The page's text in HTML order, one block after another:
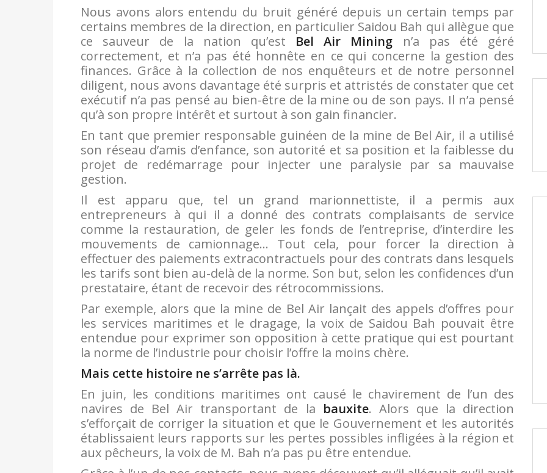
Nous avons alors entendu du bruit généré depuis un certain temps par
certains membres de la direction, en particulier Saidou Bah qui allègue que
ce sauveur de la nation qu’est Bel Air Mining n’a pas été géré
correctement, et n’a pas été honnête en ce qui concerne la gestion des
finances. Grâce à la collection de nos enquêteurs et de notre personnel
diligent, nous avons davantage été surpris et attristés de constater que cet
exécutif n’a pas pensé au bien-être de la mine ou de son pays. Il n’a pensé
qu’à son propre intérêt et surtout à son gain financier.
En tant que premier responsable guinéen de la mine de Bel Air, il a utilisé
son réseau d’amis d’enfance, son autorité et sa position et la faiblesse du
projet de redémarrage pour injecter une paralysie par sa mauvaise
gestion.
Il est apparu que, tel un grand marionnettiste, il a permis aux
entrepreneurs à qui il a donné des contrats complaisants de service
comme la restauration, de geler les fonds de l’entreprise, d’interdire les
mouvements de camionnage… Tout cela, pour forcer la direction à
effectuer des paiements extracontractuels pour des contrats dans lesquels
les tarifs sont bien au-delà de la norme. Son but, selon les confidences d’un
prestataire, étant de recevoir des rétrocommissions.
Par exemple, alors que la mine de Bel Air lançait des appels d’offres pour
les services maritimes et le dragage, la voix de Saidou Bah pouvait être
entendue pour exprimer son opposition à cette pratique qui est pourtant
la norme de l’industrie pour choisir l’offre la moins chère.
Mais cette histoire ne s’arrête pas là.
En juin, les conditions maritimes ont causé le chavirement de l’un des
navires de Bel Air transportant de la bauxite. Alors que la direction
s’efforçait de corriger la situation et que le Gouvernement et les autorités
établissaient leurs rapports sur les pertes possibles infligées à la région et
aux pêcheurs, la voix de M. Bah n’a pas pu être entendue.